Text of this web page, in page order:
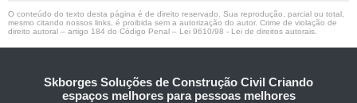
O conteúdo do texto desta página é de direito reservado. Sua reprodução, parcial ou total,
mesmo citando nossos links, é proibida sem a autorização do autor. Crime de violação de
direito autoral – artigo 184 do Código Penal – Lei 9610/98 - Lei de direitos autorais
Skborges Soluções de Construção Civil Criando
espaços melhores para pessoas melhores